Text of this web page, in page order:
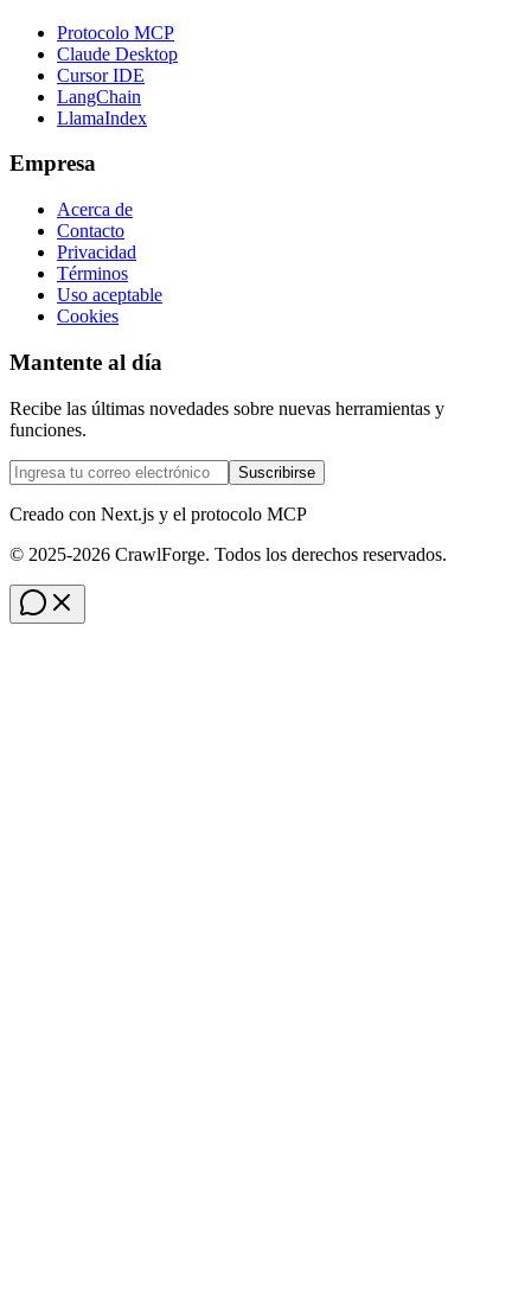
Protocolo MCP
Claude Desktop
Cursor IDE
LangChain
LlamaIndex
Empresa
Acerca de
Contacto
Privacidad
Términos
Uso aceptable
Cookies
Mantente al día
Recibe las últimas novedades sobre nuevas herramientas y
funciones.
Suscribirse
Creado con Next.js y el protocolo MCP
© 2025-2026 CrawlForge. Todos los derechos reservados.